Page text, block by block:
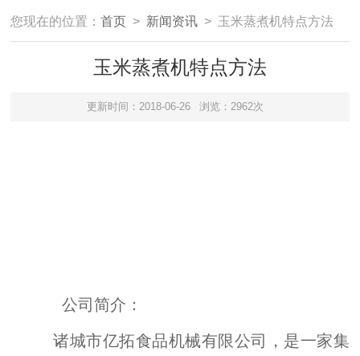
您现在的位置：首页 > 新闻资讯 > 玉米蒸煮机特点方法
玉米蒸煮机特点方法
更新时间：2018-06-26 浏览：2962次
公司简介：
诸城市亿拓食品机械有限公司，是一家集